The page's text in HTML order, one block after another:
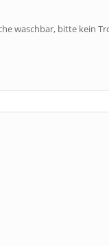
waschbar, bitte kein